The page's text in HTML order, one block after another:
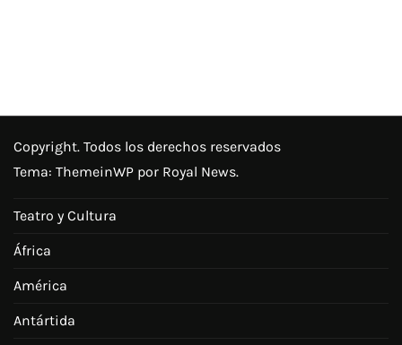
Copyright. Todos los derechos reservados
Tema: ThemeinWP por Royal News.
Teatro y Cultura
África
América
Antártida